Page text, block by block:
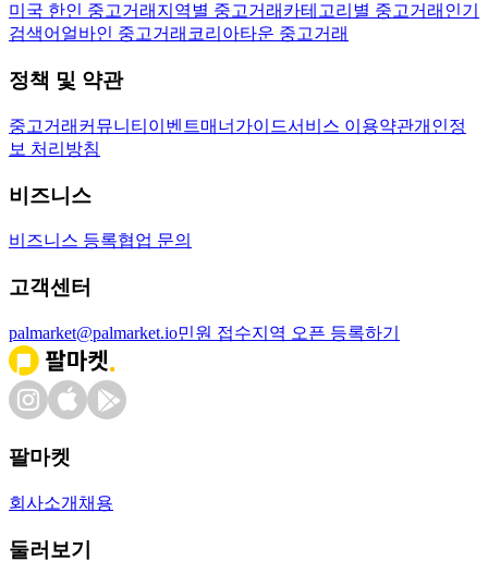
미국 한인 중고거래 지역별 중고거래 카테고리별 중고거래 인기
검색어 얼바인 중고거래 코리아타운 중고거래
정책 및 약관
중고거래 커뮤니티 이벤트매너가이드서비스 이용약관개인정
보 처리방침
비즈니스
비즈니스 등록협업 문의
고객센터
palmarket@palmarket.io민원 접수지역 오픈 등록하기
팔마켓
회사소개 채용
둘러보기